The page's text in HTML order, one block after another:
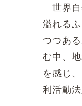
世界自
溢れる
つつあ
む中、
を感じ
利活動